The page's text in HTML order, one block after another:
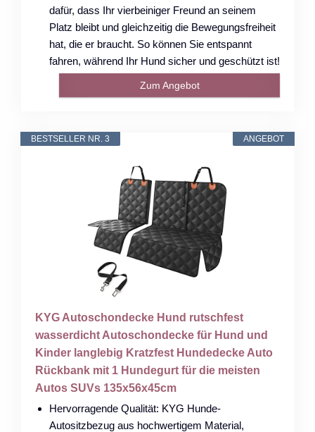
dafür, dass Ihr vierbeiniger Freund an seinem
Platz bleibt und gleichzeitig die Bewegungsfreiheit
hat, die er braucht. So können Sie entspannt
fahren, während Ihr Hund sicher und geschützt ist!
Zum Angebot
ANGEBOT
BESTSELLER NR. 3
KYG Autoschondecke Hund rutschfest
wasserdicht Autoschondecke für Hund und
Kinder langlebig Kratzfest Hundedecke Auto
Rückbank mit 1 Hundegurt für die meisten
Autos SUVs 135x56x45cm
Hervorragende Qualität: KYG Hunde-
Autositzbezug aus hochwertigem Material,